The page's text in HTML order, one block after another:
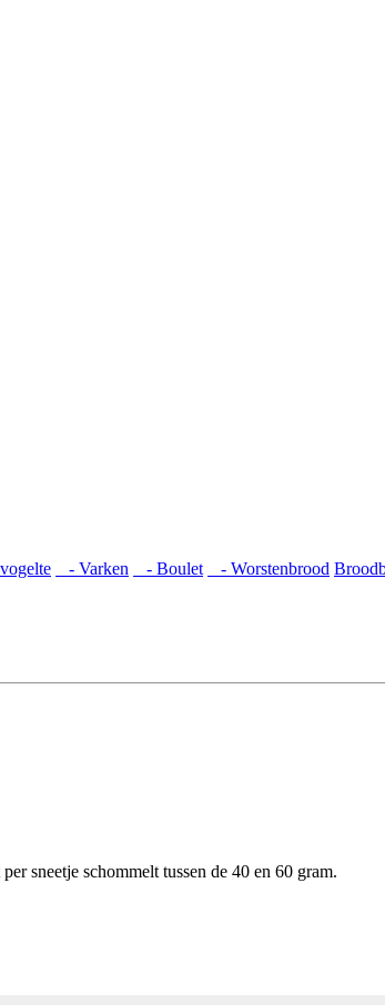
- Varken - Boulet - Worstenbrood
sneetje schommelt tussen de 40 en 60 gram.